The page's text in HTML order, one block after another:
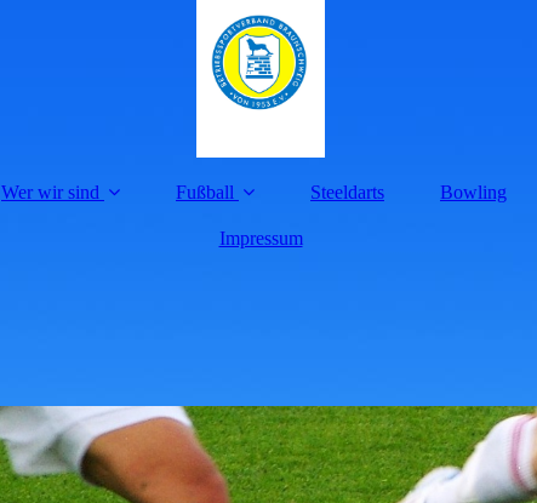
Wer wir sind Fußball Steeldarts Bowling
Impressum